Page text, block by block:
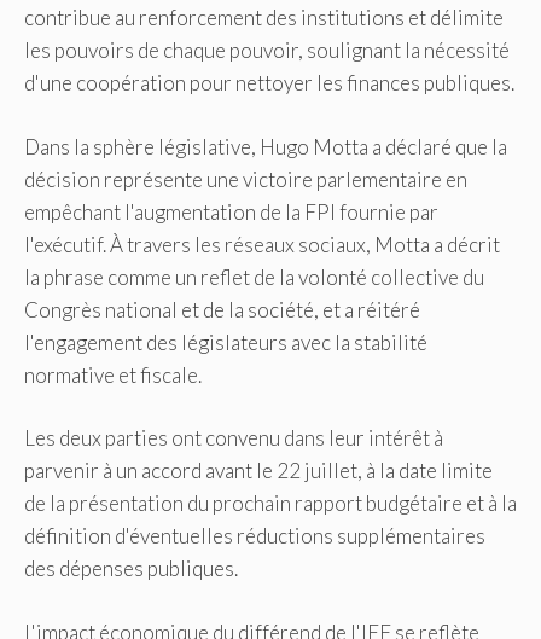
contribue au renforcement des institutions et délimite
les pouvoirs de chaque pouvoir, soulignant la nécessité
d'une coopération pour nettoyer les finances publiques.
Dans la sphère législative, Hugo Motta a déclaré que la
décision représente une victoire parlementaire en
empêchant l'augmentation de la FPI fournie par
l'exécutif. À travers les réseaux sociaux, Motta a décrit
la phrase comme un reflet de la volonté collective du
Congrès national et de la société, et a réitéré
l'engagement des législateurs avec la stabilité
normative et fiscale.
Les deux parties ont convenu dans leur intérêt à
parvenir à un accord avant le 22 juillet, à la date limite
de la présentation du prochain rapport budgétaire et à la
définition d'éventuelles réductions supplémentaires
des dépenses publiques.
L'impact économique du différend de l'IEF se reflète